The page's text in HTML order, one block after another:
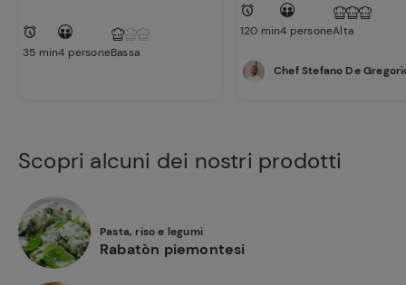
35 min4 personeBassa
120 min4 personeAlta
Chef Stefano De
Scopri alcuni dei nostri prodotti
Pasta, riso e legumi
Rabatòn piemontesi